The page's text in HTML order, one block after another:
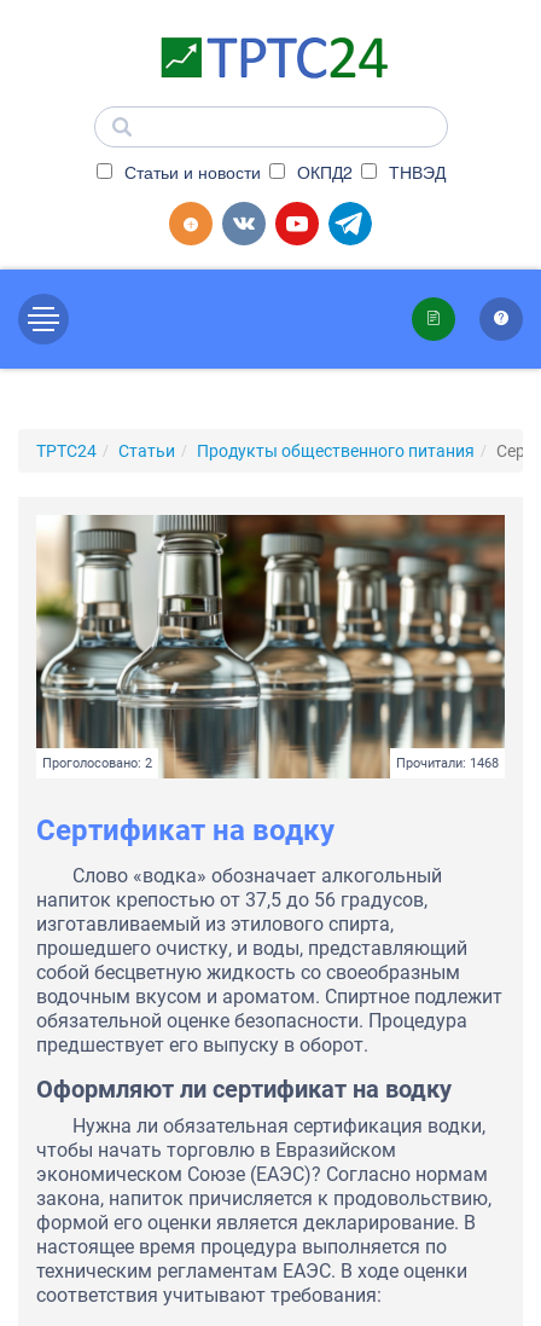
Статьи и новости ОКПД2 ТНВЭД
ТРТС24 Статьи Продукты общественного питания
Проголосовано: 2 Прочитали: 1468
Сертификат на водку
Слово «водка» обозначает алкогольный
напиток крепостью от 37,5 до 56 градусов,
изготавливаемый из этилового спирта,
прошедшего очистку, и воды, представляющий
собой бесцветную жидкость со своеобразным
водочным вкусом и ароматом. Спиртное подлежит
обязательной оценке безопасности. Процедура
предшествует его выпуску в оборот.
Оформляют ли сертификат на водку
Нужна ли обязательная сертификация водки,
чтобы начать торговлю в Евразийском
экономическом Союзе (ЕАЭС)? Согласно нормам
закона, напиток причисляется к продовольствию,
формой его оценки является декларирование. В
настоящее время процедура выполняется по
техническим регламентам ЕАЭС. В ходе оценки
соответствия учитывают требования: